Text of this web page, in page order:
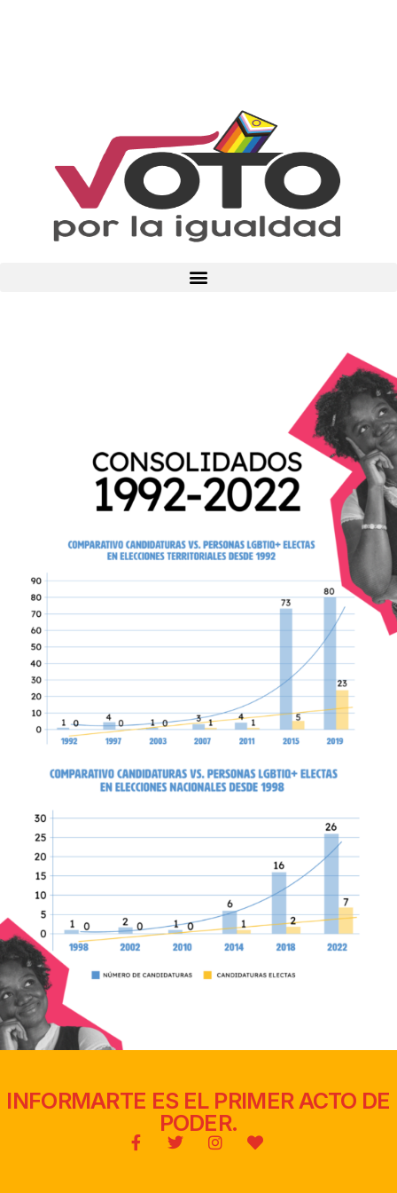
Consolidados 1992-
2022
INFORMARTE ES EL PRIMER ACTO DE
PODER.